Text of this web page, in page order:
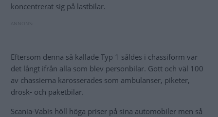
koncentrerat sig på lastbilar.
Eftersom denna så kallade Typ 1 såldes i chassiform var
det långt ifrån alla som blev personbilar. Gott och väl 100
av chassierna karosserades som ambulanser, piketer,
drosk- och paketbilar.
Scania-Vabis höll höga priser på sina automobiler men så